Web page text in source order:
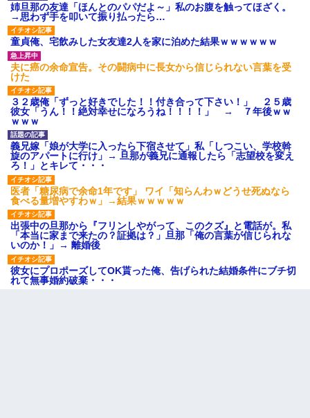
姉旦那の友達「ほんとのパパだよ～」私のお腹を触ってほざく。
→思わず手を叩いて振り払ったら…
童貞俺、宅飲みした女友達2人を家に泊めた結果ｗｗｗｗｗｗ
夫に癌の余命宣告。その闘病中に長女から信じられない言葉を受
けた
３２歳俺「ずっと好きでした！！付き合って下さい！」 ２５歳
彼女「うん！！絶対幸せになろうね！！！！」 → ７年後ｗｗ
ｗｗｗ
義兄嫁「娘が大学に入ったら下宿させて」私「しつこい、学校斡
旋のアパートに行け」→ 旦那が義兄に通報したら「志望校を変え
ろ！」とキレて・・・
医者「糖尿病で余命1年です」 ワイ「知らんわｗどうせ死ぬなら
食べる量増やすわｗ」→結果ｗｗｗｗｗ
出張中の旦那から『フリンしやがって、このクズ』と電話が。私
「本当に家まで来たの？証拠は？」旦那「俺の言葉が信じられな
いのか！」→ 離婚後
彼女にプロポーズしてOK貰った俺、告げられた結婚条件にブチ切
れて無事婚約破棄・・・